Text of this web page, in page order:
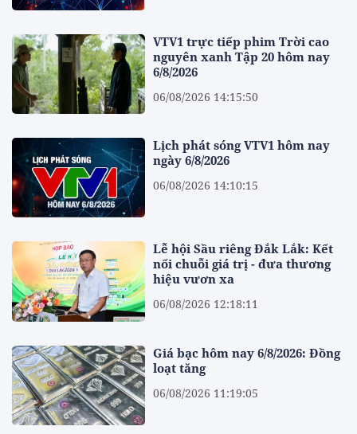
VTV1 trực tiếp phim Trời cao
nguyên xanh Tập 20 hôm nay
6/8/2026
06/08/2026 14:15:50
Lịch phát sóng VTV1 hôm nay
ngày 6/8/2026
06/08/2026 14:10:15
Lễ hội Sầu riêng Đắk Lắk: Kết
nối chuỗi giá trị - đưa thương
hiệu vươn xa
06/08/2026 12:18:11
Giá bạc hôm nay 6/8/2026: Đồng
loạt tăng
06/08/2026 11:19:05